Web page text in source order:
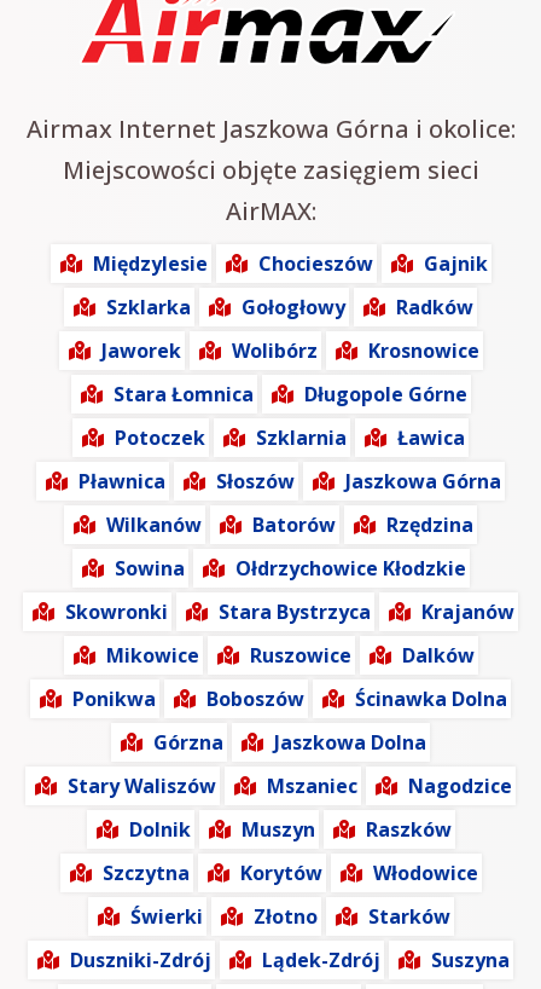
Airmax Internet Jaszkowa Górna i okolice:
Miejscowości objęte zasięgiem sieci
AirMAX:
Międzylesie Chocieszów
Gajnik
Szklarka
Gołogłowy
Radków
Jaworek
Wolibórz
Krosnowice
Stara Łomnica
Długopole Górne
Potoczek
Szklarnia
Ławica
Pławnica
Słoszów
Jaszkowa Górna
Wilkanów
Batorów
Rzędzina
Sowina
Ołdrzychowice Kłodzkie
Skowronki
Stara Bystrzyca
Krajanów
Mikowice
Ruszowice
Dalków
Ponikwa
Boboszów
Ścinawka Dolna
Górzna
Jaszkowa Dolna
Stary Waliszów
Mszaniec
Nagodzice
Dolnik
Muszyn
Raszków
Szczytna
Korytów
Włodowice
Świerki
Złotno
Starków
Duszniki-Zdrój
Lądek-Zdrój
Suszyna